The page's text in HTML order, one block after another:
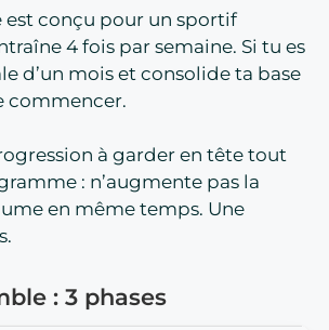
est conçu pour un sportif
4 fois par semaine. Si tu es
d’un mois et consolide ta base
commencer.
à garder en tête tout
: n’augmente pas la
en même temps. Une
: 3 phases